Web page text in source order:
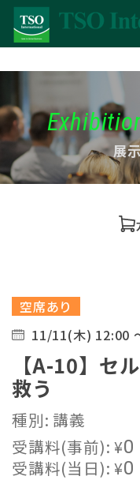
展
空席あり
11/11(木) 12:00
【A-10】セ
救う
種別: 講義
受講料(事前):¥0
受講料(当日):¥0